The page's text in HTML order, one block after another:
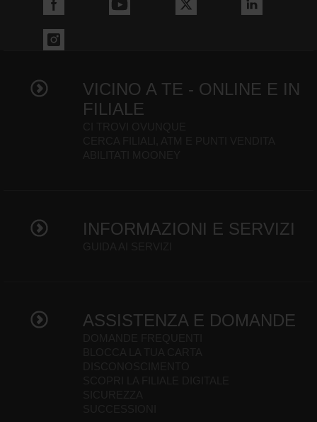
VICINO A TE - ONLINE E IN
FILIALE
INFORMAZIONI E SERVIZI
ASSISTENZA E DOMANDE